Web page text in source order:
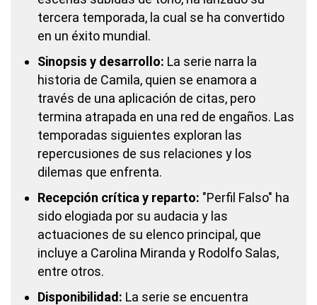
tercera temporada, la cual se ha convertido
en un éxito mundial.
Sinopsis y desarrollo: La serie narra la
historia de Camila, quien se enamora a
través de una aplicación de citas, pero
termina atrapada en una red de engaños. Las
temporadas siguientes exploran las
repercusiones de sus relaciones y los
dilemas que enfrenta.
Recepción crítica y reparto: "Perfil Falso" ha
sido elogiada por su audacia y las
actuaciones de su elenco principal, que
incluye a Carolina Miranda y Rodolfo Salas,
entre otros.
Disponibilidad: La serie se encuentra